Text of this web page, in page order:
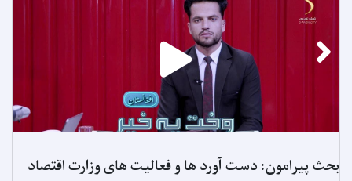
بحث پیرامون: دست آورد ها و فعالیت های وزارت اقتصاد